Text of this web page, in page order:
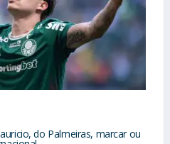
do Palmeiras, marcar ou